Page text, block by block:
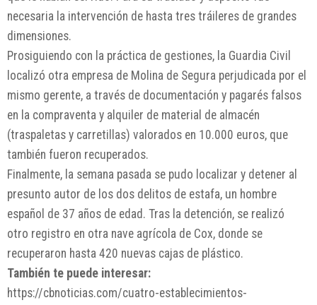
necesaria la intervención de hasta tres tráileres de grandes
dimensiones.
Prosiguiendo con la práctica de gestiones, la Guardia Civil
localizó otra empresa de Molina de Segura perjudicada por el
mismo gerente, a través de documentación y pagarés falsos
en la compraventa y alquiler de material de almacén
(traspaletas y carretillas) valorados en 10.000 euros, que
también fueron recuperados.
Finalmente, la semana pasada se pudo localizar y detener al
presunto autor de los dos delitos de estafa, un hombre
español de 37 años de edad. Tras la detención, se realizó
otro registro en otra nave agrícola de Cox, donde se
recuperaron hasta 420 nuevas cajas de plástico.
También te puede interesar:
https://cbnoticias.com/cuatro-establecimientos-